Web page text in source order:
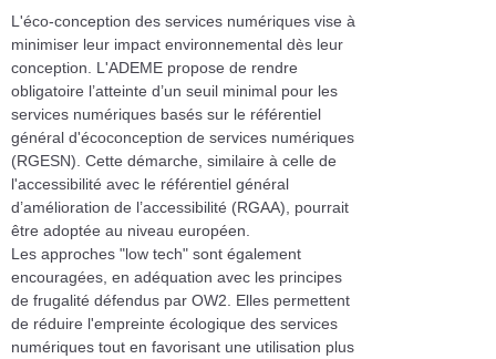
L'éco-conception des services numériques vise à
minimiser leur impact environnemental dès leur
conception. L'ADEME propose de rendre
obligatoire l’atteinte d’un seuil minimal pour les
services numériques basés sur le référentiel
général d'écoconception de services numériques
(RGESN). Cette démarche, similaire à celle de
l'accessibilité avec le référentiel général
d’amélioration de l’accessibilité (RGAA), pourrait
être adoptée au niveau européen.
Les approches "low tech" sont également
encouragées, en adéquation avec les principes
de frugalité défendus par OW2. Elles permettent
de réduire l'empreinte écologique des services
numériques tout en favorisant une utilisation plus